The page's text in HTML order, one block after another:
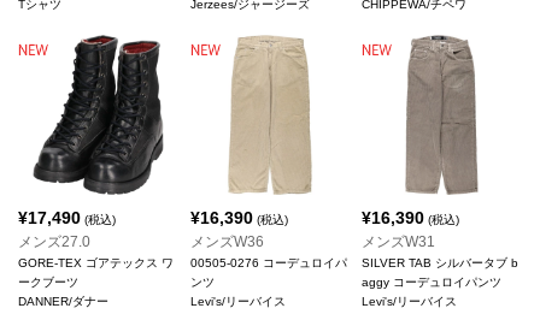
Tシャツ
Jerzees/ジャージーズ
CHIPPEWA/チペワ
¥17,490 (税込)
メンズ27.0
GORE-TEX ゴアテックス ワ
ークブーツ
DANNER/ダナー
¥16,390(税込)
メンズW36
00505-0276 コーデュロイパ
ンツ
Levi's/リーバイス
¥16,390 (税込)
メンズW31
SILVER TAB シルバータブ b
aggy コーデュロイパンツ
Levi's/リーバイス